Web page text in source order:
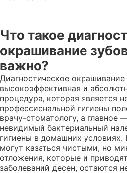
Что такое
окрашивание
важно?
Диагностическое
высокоэффективная и
процедура, которая является
профессиональной гигиены
врачу-стоматологу, а главное
невидимый бактериальный
гигиены в домашних условиях.
могут казаться чистыми, но
отложения, которые и
заболеваний десен, остаются